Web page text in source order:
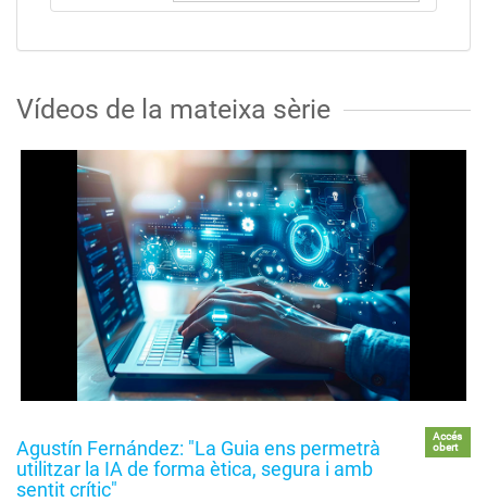
Vídeos de la mateixa sèrie
Agustín Fernández: "La Guia ens permetrà
utilitzar la IA de forma ètica, segura i amb
sentit crític"
Accés
obert